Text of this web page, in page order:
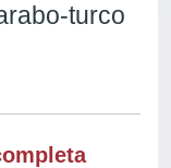
turco